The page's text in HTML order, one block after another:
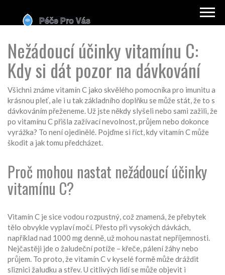
Nežádoucí účinky vitamínu C:
Kdy si dát pozor na dávkování
Všichni známe vitamín C jako skvělého pomocníka pro imunitu a
krásnou pleť, ale i u tak základního doplňku se může stát, že to s
dávkováním přeženeme. Už jste někdy slyšeli nebo sami zažili, že
po vitamínu C přišla zažívací nevolnost, průjem nebo dokonce
vyrážka? To není ojedinělé. Pojďme si říct, kdy vitamín C může
škodit a jak tomu předcházet.
Proč mohou nastat nežádoucí účinky
vitamínu C?
Vitamín C je sice vodou rozpustný, což znamená, že přebytek
tělo obvykle vyplaví močí. Přesto při vysokých dávkách,
například nad 1000 mg denně, už mohou nastat nepříjemnosti.
Nejčastěji jde o žaludeční potíže – křeče, pálení žáhy nebo
průjem. To proto, že vitamín C v kyselé formě může dráždit
sliznici žaludku a střev. U citlivých lidí se může objevit i